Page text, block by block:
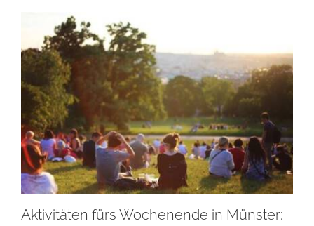
Aktivitäten fürs Wochenende in Münster: